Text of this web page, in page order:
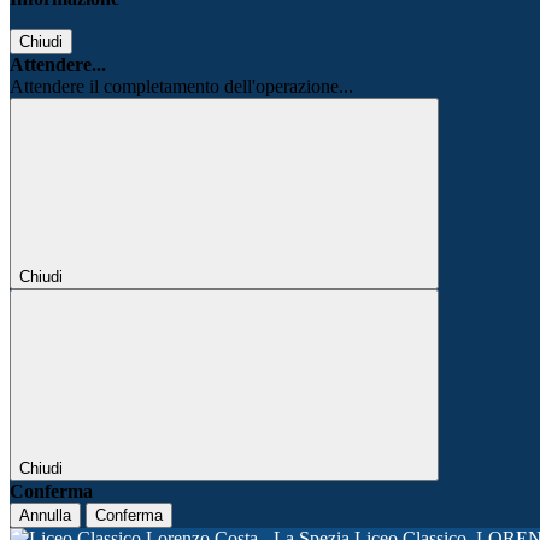
Chiudi
Attendere...
Attendere il completamento dell'operazione...
Chiudi
Chiudi
Conferma
Annulla Conferma